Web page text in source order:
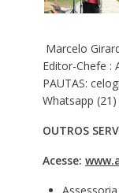
Marcelo
Editor-Chefe :
PAUTAS:
Whatsapp
OUTROS
Acesse: